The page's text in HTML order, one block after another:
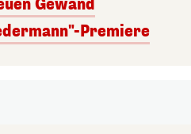
Gewand
Premiere